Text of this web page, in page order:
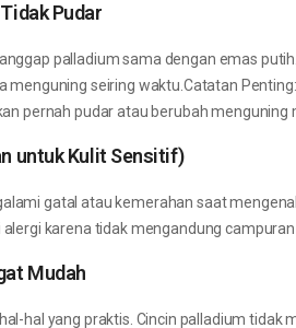
Pudar
palladium sama dengan emas
menguning seiring waktu.Catatan
pernah pudar atau berubah menguning
untuk Kulit Sensitif)
gatal atau kemerahan saat
karena tidak mengandung
Mudah
hal yang praktis. Cincin palladium